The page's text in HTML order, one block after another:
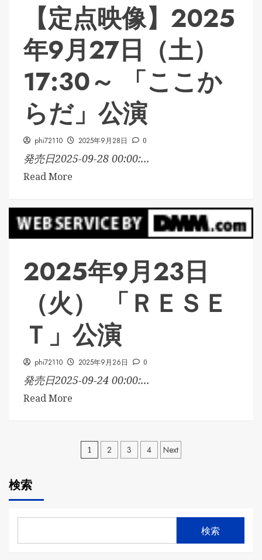
【定点映像】2025
年9月27日（土）
17:30～ 「ここか
らだ」公演
phi72110 2025年9月28日 0
発売日2025-09-28 00:00:...
Read More
2025年9月23日
（火） 「ＲＥＳＥ
Ｔ」公演
phi72110 2025年9月26日 0
発売日2025-09-24 00:00:...
Read More
投
ペ
ー
1 2 3 4 Next
検索
検索